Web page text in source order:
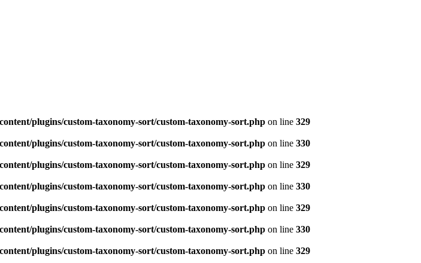
plugins/custom-taxonomy-sort/custom-taxonomy-sort.php on line 329
plugins/custom-taxonomy-sort/custom-taxonomy-sort.php on line 330
plugins/custom-taxonomy-sort/custom-taxonomy-sort.php on line 329
plugins/custom-taxonomy-sort/custom-taxonomy-sort.php on line 330
plugins/custom-taxonomy-sort/custom-taxonomy-sort.php on line 329
plugins/custom-taxonomy-sort/custom-taxonomy-sort.php on line 330
plugins/custom-taxonomy-sort/custom-taxonomy-sort.php on line 329